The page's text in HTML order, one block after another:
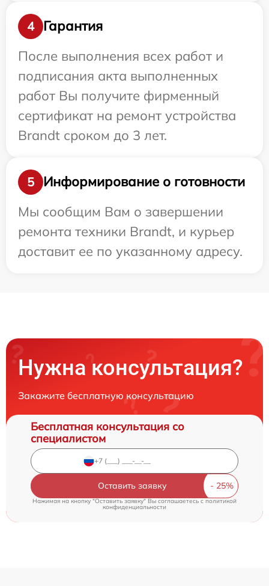
4
Гарантия
После выполнения всех работ и
подписания акта выполненных
работ Вы получите фирменный
сертификат на ремонт устройства
Brandt сроком до 3 лет.
5
Информирование о готовности
Мы сообщим Вам о завершении
ремонта техники Brandt, и курьер
доставит ее по указанному адресу.
Нужна консультация?
Закажите бесплатную консультацию
Бесплатная консультация со
специалистом
Оставить заявку
Нажимая на кнопку "Оставить заявку" Вы соглашаетесь cполитикой
конфиденциальности